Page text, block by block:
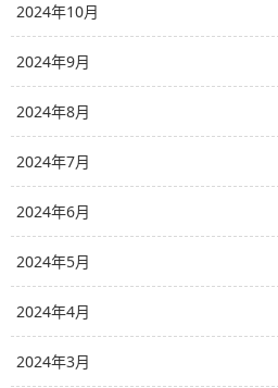
2024年10月
2024年9月
2024年8月
2024年7月
2024年6月
2024年5月
2024年4月
2024年3月